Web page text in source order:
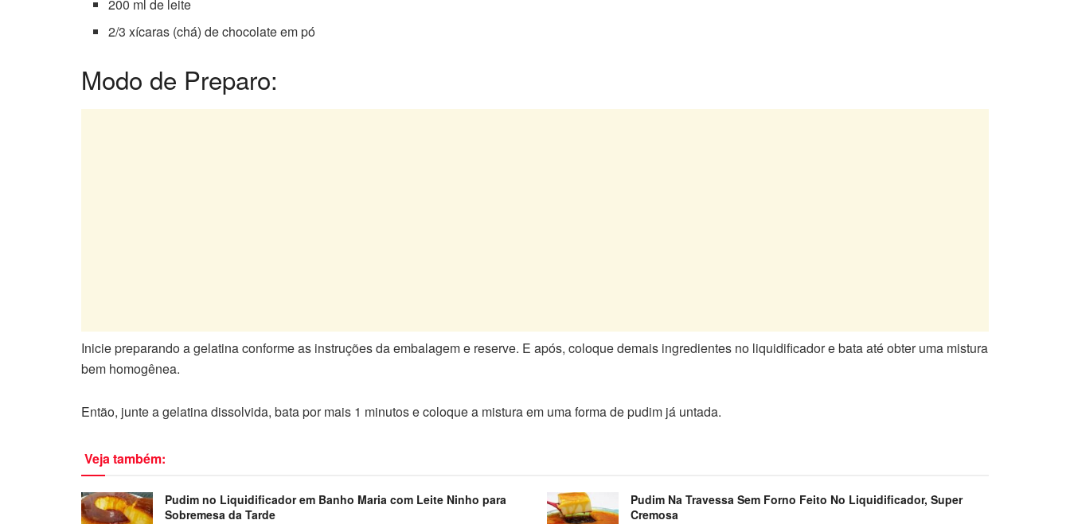
200 ml de leite
2/3 xícaras (chá) de chocolate em pó
Modo de Preparo:
Inicie preparando a gelatina conforme as instruções da embalagem e reserve. E após, coloque demais ingredientes no liquidificador e bata até obter uma mistura
bem homogênea.
Então, junte a gelatina dissolvida, bata por mais 1 minutos e coloque a mistura em uma forma de pudim já untada.
Veja também:
Pudim no Liquidificador em Banho Maria com Leite Ninho para
Sobremesa da Tarde
Pudim Na Travessa Sem Forno Feito No Liquidificador, Super
Cremosa